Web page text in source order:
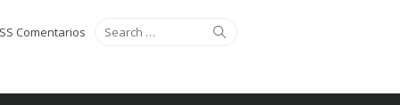
Search
for:
Comentarios